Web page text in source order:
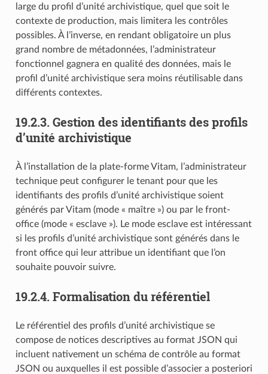
large du profil d’unité archivistique, quel que soit le
contexte de production, mais limitera les contrôles
possibles. À l’inverse, en rendant obligatoire un plus
grand nombre de métadonnées, l’administrateur
fonctionnel gagnera en qualité des données, mais le
profil d’unité archivistique sera moins réutilisable dans
différents contextes.
19.2.3. Gestion des identifiants des profils
d’unité archivistique
À l’installation de la plate-forme Vitam, l’administrateur
technique peut configurer le tenant pour que les
identifiants des profils d’unité archivistique soient
générés par Vitam (mode « maître ») ou par le front-
office (mode « esclave »). Le mode esclave est intéressant
si les profils d’unité archivistique sont générés dans le
front office qui leur attribue un identifiant que l’on
souhaite pouvoir suivre.
19.2.4. Formalisation du référentiel
Le référentiel des profils d’unité archivistique se
compose de notices descriptives au format JSON qui
incluent nativement un schéma de contrôle au format
JSON ou auxquelles il est possible d’associer a posteriori